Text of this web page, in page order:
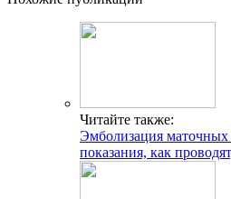
Читайте также:
Эмболизация
показания, как